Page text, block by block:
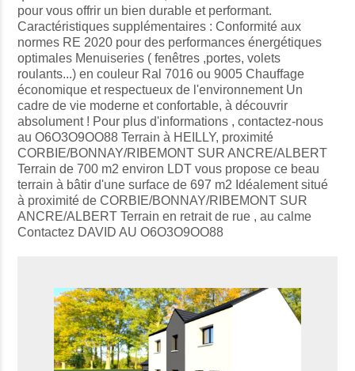
pour vous offrir un bien durable et performant.
Caractéristiques supplémentaires : Conformité aux
normes RE 2020 pour des performances énergétiques
optimales Menuiseries ( fenêtres ,portes, volets
roulants...) en couleur Ral 7016 ou 9005 Chauffage
économique et respectueux de l'environnement Un
cadre de vie moderne et confortable, à découvrir
absolument ! Pour plus d'informations , contactez-nous
au O6O3O9OO88 Terrain à HEILLY, proximité
CORBIE/BONNAY/RIBEMONT SUR ANCRE/ALBERT
Terrain de 700 m2 environ LDT vous propose ce beau
terrain à bâtir d'une surface de 697 m2 Idéalement situé
à proximité de CORBIE/BONNAY/RIBEMONT SUR
ANCRE/ALBERT Terrain en retrait de rue , au calme
Contactez DAVID AU O6O3O9OO88